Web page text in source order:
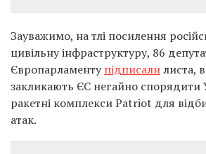
Зауважимо, на тлі посилення
цивільну інфраструктуру, 86
Європарламентупідписалилиста,
закликають ЄС негайно спорядити
ракетні комплекси Patriot для
атак.